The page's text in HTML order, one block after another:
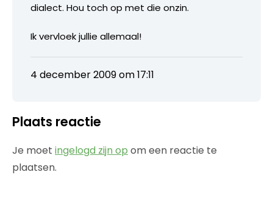
dialect. Hou toch op met die onzin.
Ik vervloek jullie allemaal!
4 december 2009 om 17:11
Plaats reactie
Je moet ingelogd zijn op om een reactie te
plaatsen.